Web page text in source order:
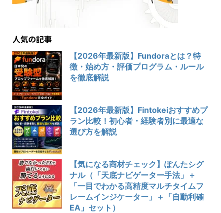
人気の記事
【2026年最新版】Fundoraとは？特
徴・始め方・評価プログラム・ルール
を徹底解説
【2026年最新版】Fintokeiおすすめプ
ラン比較！初心者・経験者別に最適な
選び方を解説
【気になる商材チェック】ぽんたシグ
ナル（「天底ナビゲーター手法」＋
「一目でわかる高精度マルチタイムフ
レームインジケーター」＋「自動利確
EA」セット）